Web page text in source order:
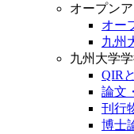
オープン
オー
九州
九州大学
QIR
論文
刊行
博士